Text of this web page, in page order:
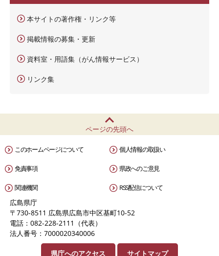
本サイトの著作権・リンク等
掲載情報の募集・更新
資料室・用語集（がん情報サービス）
リンク集
ページの先頭へ
このホームページについて 個人情報の取扱い
免責事項 県政へのご意見
関連機関 RSS配信について
広島県庁
〒730-8511 広島県広島市中区基町10-52
電話：082-228-2111（代表）
法人番号：7000020340006
県庁へのアクセス サイトマップ